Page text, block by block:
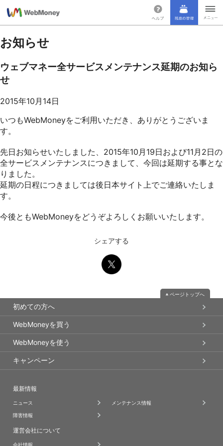
お知らせ
ウェブマネー全サービスメンテナンス延期のお知ら
せ
2015年10月14日
いつもWebMoneyをご利用いただき、ありがとうございま
す。
先日お知らせいたしました、2015年10月19日および11月2日の
全サービスメンテナンスにつきまして、今回は延期する事とな
りました。
延期の日程につきましては後日本サイト上でご連絡いたしま
す。
今後ともWebMoneyをどうぞよろしくお願いいたします。
シェアする
ページトップへ
初めての方へ
WebMoneyを買う
WebMoneyを使う
キャンペーン
最新情報
ニュース メンテナンス情報
障害情報
運営会社について
会社情報